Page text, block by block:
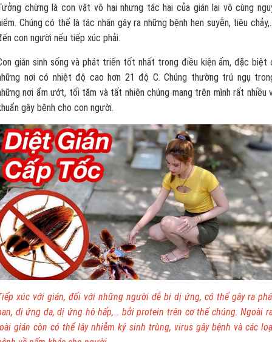
chừng là con vật vô hại nhưng tác hại của gián lại vô cùng
Chúng có thể là tác nhân gây ra những bệnh hen suyễn, tiêu
con người nếu tiếp xúc phải.
gián sinh sống và phát triển tốt nhất trong điều kiện ấm, đặc biệt
nơi có nhiệt độ cao hơn 21 độ C. Chúng thường trú ngụ
nơi ẩm ướt, tối tăm và tất nhiên chúng mang trên mình rất nhiều
gây bệnh cho con người.
xúc với gián, đối với những người dễ bị dị ứng, có thể gây ra
dị ứng da, dị ứng hô hấp,… bởi protein trên cơ thể chúng. Ngoài
gián còn có thể lây nhiễm ký sinh trùng, virus gây bệnh và các